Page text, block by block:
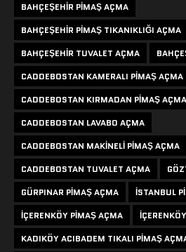
BAHÇEŞEHIR PIMAŞ AÇMA
BAHÇEŞEHIR PIMAŞ TIKANIKLIĞI AÇMA
BAHÇEŞEHIR TUVALET AÇMA
CADDEBOSTAN KAMERALI PIMAŞ AÇMA
CADDEBOSTAN KIRMADAN PIMAŞ AÇMA
CADDEBOSTAN LAVABO AÇMA
CADDEBOSTAN MAKINELI PIMAŞ AÇMA
CADDEBOSTAN TUVALET AÇMA
GÜRPINAR PIMAŞ AÇMA
ISTANBUL
IÇERENKÖY PIMAŞ AÇMA
KADIKÖY ACIBADEM TIKALI PIMAŞ